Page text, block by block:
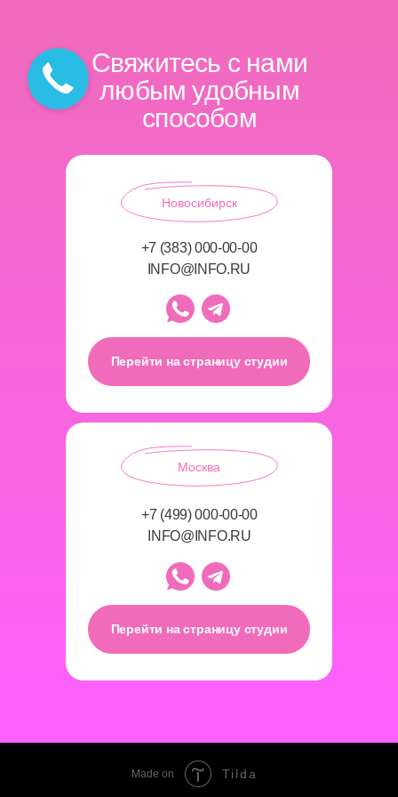
Свяжитесь с нами
любым удобным
способом
+7 (383) 000-00-00
INFO@INFO.RU
+7 (499) 000-00-00
INFO@INFO.RU
Перейти на страницу студии
Перейти на страницу студии
Новосибирск
Москва
Made on Tilda